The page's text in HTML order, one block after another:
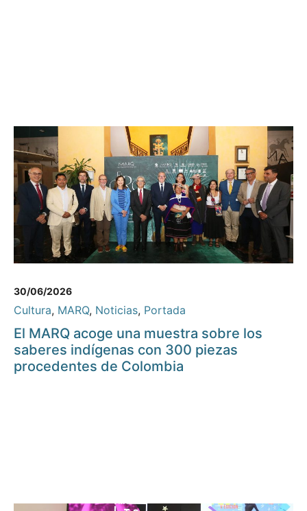
30/06/2026
Cultura, MARQ, Noticias, Portada
El MARQ acoge una muestra sobre los
saberes indígenas con 300 piezas
procedentes de Colombia